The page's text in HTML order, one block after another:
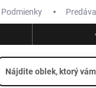
Podmienky